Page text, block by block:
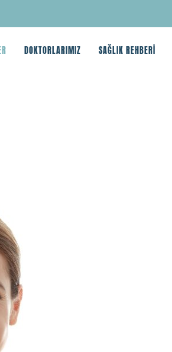
DOKTORLARIMIZ SAĞLIK REHBERİ